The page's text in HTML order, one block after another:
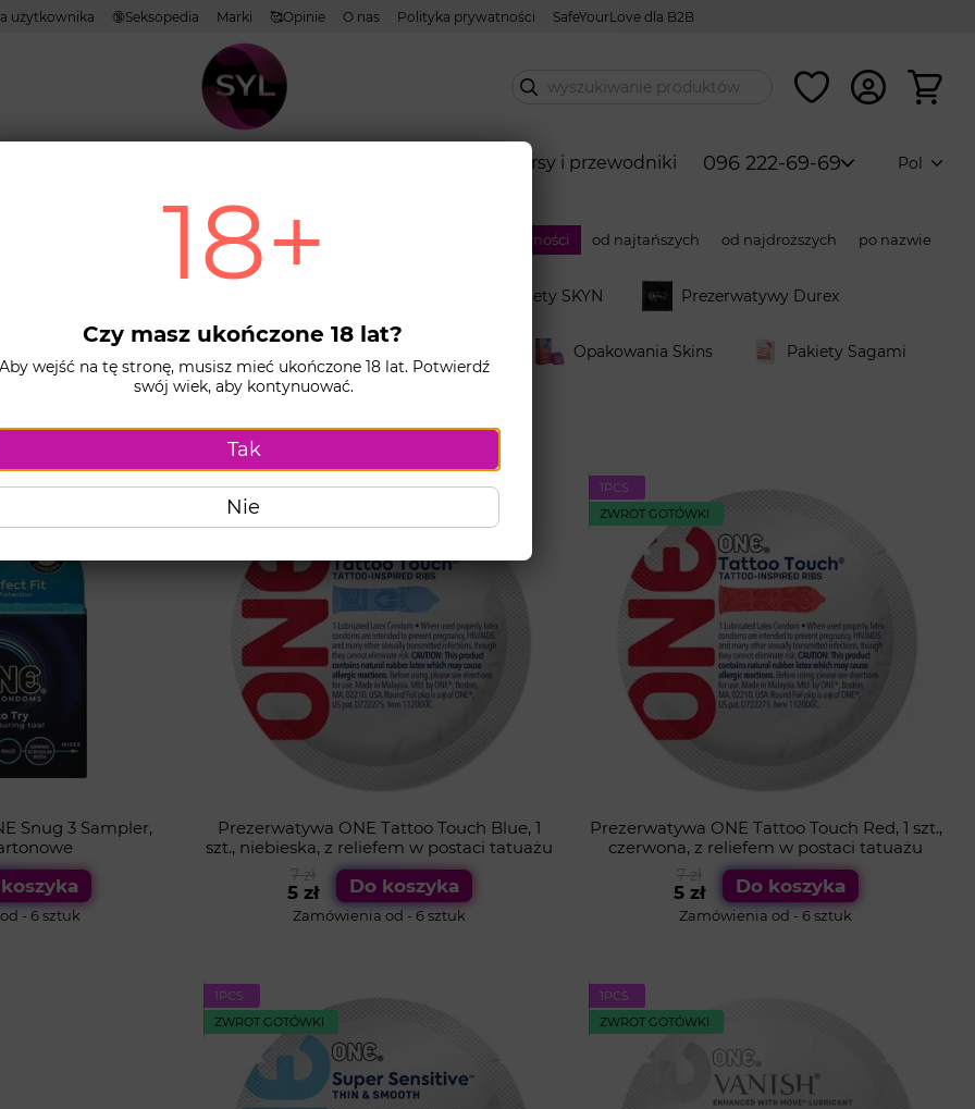
użytkownika 🔞Seksopedia Marki 🥰Opinie O nas Polityka prywatności SafeYourLove dla B2B
Kursy i przewodniki 096 222-69-69 Pol
popularności od najtańszych od najdroższych po nazwie
Pakiety SKYN Prezerwatywy Durex
Prezerwatywy EXS Opakowania Skins Pakiety Sagami
Snug 3 Sampler,
- 6 sztuk
1PСS.
ZWROT GOTÓWKI
Prezerwatywa ONE Tattoo Touch Blue, 1
szt., niebieska, z reliefem w postaci tatuażu
7 zł
5 zł Do koszyka
Zamówienia od - 6 sztuk
1PСS.
ZWROT GOTÓWKI
Prezerwatywa ONE Tattoo Touch Red, 1 szt.,
czerwona, z reliefem w postaci tatuażu
7 zł
5 zł Do koszyka
Zamówienia od - 6 sztuk
1PСS.
ZWROT GOTÓWKI
1PСS.
ZWROT GOTÓWKI
18+
Czy masz ukończone 18 lat?
Aby wejść na tę stronę, musisz mieć ukończone 18 lat. Potwierdź
swój wiek, aby kontynuować.
Tak
Nie